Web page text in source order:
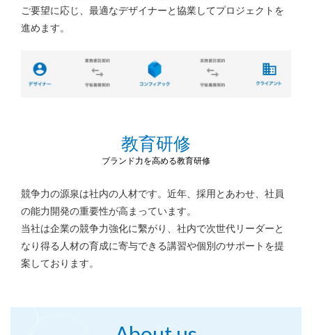
ご要望に応じ、最適なデザイナーと協業してプロジェクトを
進めます。
教育研修
ブランド力を高める教育研修
競争力の源泉は社内の人材です。近年、採用とあわせ、社員
の能力開発の重要性が高まっています。
当社は企業の競争力強化に繫がり、社内で次世代リーダーと
なり得る人材の育成に寄与できる講習や個別のサポートを提
案しております。